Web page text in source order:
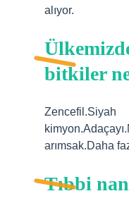
alıyor.
bitkiler
Zencefil.Siyah
arımsak.Daha
Tıbbi